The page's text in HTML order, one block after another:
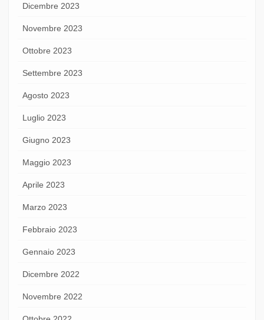
Dicembre 2023
Novembre 2023
Ottobre 2023
Settembre 2023
Agosto 2023
Luglio 2023
Giugno 2023
Maggio 2023
Aprile 2023
Marzo 2023
Febbraio 2023
Gennaio 2023
Dicembre 2022
Novembre 2022